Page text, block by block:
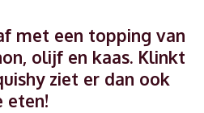
met een topping van
olijf en kaas. Klinkt
ziet er dan ook
eten!